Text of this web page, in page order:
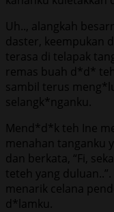
Uh.., alangkah
daster, keempukan
terasa di telapak
remas buah d*d*
sambil terus
selangk*nganku.
Mend*d*k teh Ine
menahan tanganku
dan berkata, “Fi,
teteh yang
menarik celana
d*lamku.